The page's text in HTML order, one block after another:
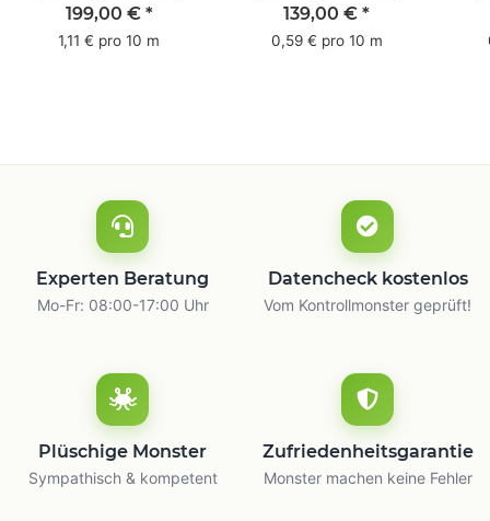
Pack - 1-farbig- 50
mm x 50 m - mit
199,00 € *
1,11 € pro 10 m
Pack - 1-farbig- 48
mm x 66 m
139,00 € *
0,59 € pro 10 m
Experten Beratung
Mo-Fr: 08:00-17:00 Uhr
Datencheck kostenlos
Vom Kontrollmonster geprüft!
Plüschige Monster
Sympathisch & kompetent
Zufriedenheitsgarantie
Monster machen keine Fehler